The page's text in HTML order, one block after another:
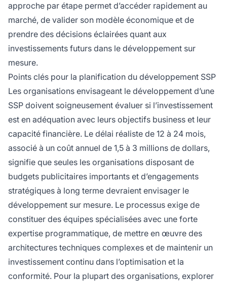
approche par étape permet d’accéder rapidement au
marché, de valider son modèle économique et de
prendre des décisions éclairées quant aux
investissements futurs dans le développement sur
mesure.
Points clés pour la planification du développement SSP
Les organisations envisageant le développement d’une
SSP doivent soigneusement évaluer si l’investissement
est en adéquation avec leurs objectifs business et leur
capacité financière. Le délai réaliste de 12 à 24 mois,
associé à un coût annuel de 1,5 à 3 millions de dollars,
signifie que seules les organisations disposant de
budgets publicitaires importants et d’engagements
stratégiques à long terme devraient envisager le
développement sur mesure. Le processus exige de
constituer des équipes spécialisées avec une forte
expertise programmatique, de mettre en œuvre des
architectures techniques complexes et de maintenir un
investissement continu dans l’optimisation et la
conformité. Pour la plupart des organisations, explorer